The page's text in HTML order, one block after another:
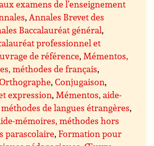
examens de l’enseignement
, Annales Brevet des
Baccalauréat général,
professionnel et
de référence, Mémentos,
méthodes de français,
,Conjugaison,
expression, Mémentos, aide-
de langues étrangères,
mémoires, méthodes hors
parascolaire,Formation pour